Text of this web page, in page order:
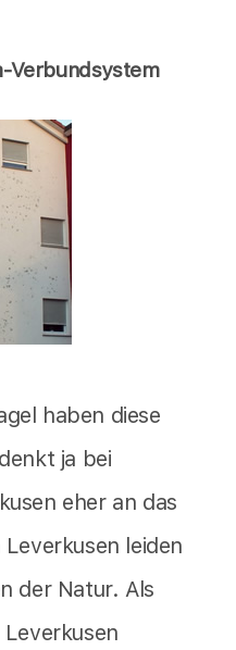
Verbundsystem
haben diese
ja bei
eher an das
leiden
der Natur. Als